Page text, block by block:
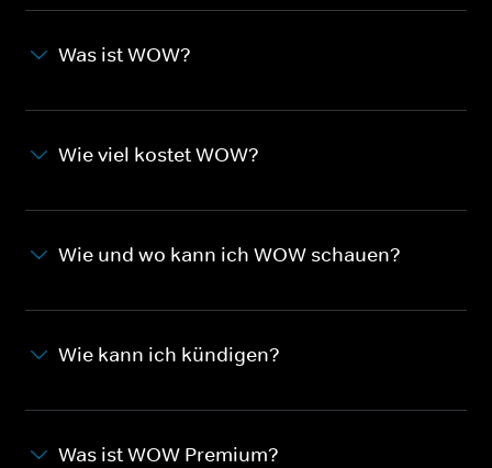
Was ist WOW?
Wie viel kostet WOW?
Wie und wo kann ich WOW schauen?
Wie kann ich kündigen?
Was ist WOW Premium?